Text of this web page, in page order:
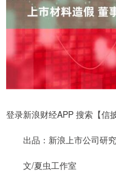
登录新浪财经APP 搜索【信
出品：新浪上市公司研
文/夏虫工作室